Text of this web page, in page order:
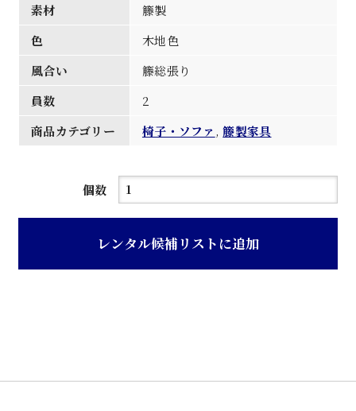
素材
籐製
色
木地色
風合い
籐総張り
員数
2
商品カテゴリー
椅子・ソファ ,籐製家具
個数
木
籐
レンタル候補リストに追加